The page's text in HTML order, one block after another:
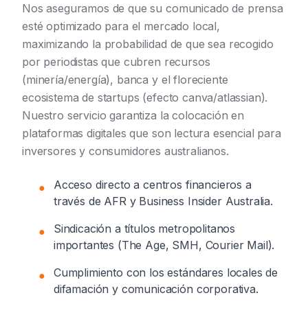
Nos aseguramos de que su comunicado de prensa
esté optimizado para el mercado local,
maximizando la probabilidad de que sea recogido
por periodistas que cubren recursos
(minería/energía), banca y el floreciente
ecosistema de startups (efecto canva/atlassian).
Nuestro servicio garantiza la colocación en
plataformas digitales que son lectura esencial para
inversores y consumidores australianos.
●
Acceso directo a centros financieros a
través de AFR y Business Insider Australia.
●
Sindicación a títulos metropolitanos
importantes (The Age, SMH, Courier Mail).
●
Cumplimiento con los estándares locales de
difamación y comunicación corporativa.